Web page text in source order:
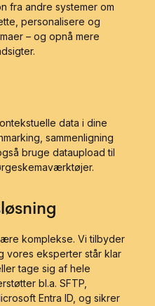
fra andre systemer om
personalisere og
– og opnå mere
data i dine
sammenligning
bruge dataupload til
komplekse. Vi tilbyder
vores eksperter står klar
tage sig af hele
bl.a. SFTP,
Entra ID, og sikrer